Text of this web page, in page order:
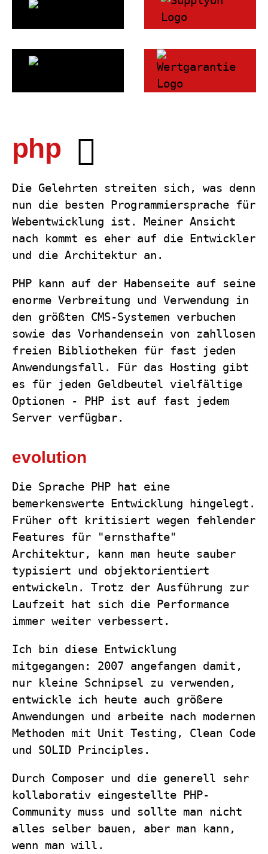
php
Die Gelehrten streiten sich, was denn
nun die besten Programmiersprache für
Webentwicklung ist. Meiner Ansicht
nach kommt es eher auf die Entwickler
und die Architektur an.
PHP kann auf der Habenseite auf seine
enorme Verbreitung und Verwendung in
den größten CMS-Systemen verbuchen
sowie das Vorhandensein von zahllosen
freien Bibliotheken für fast jeden
Anwendungsfall. Für das Hosting gibt
es für jeden Geldbeutel vielfältige
Optionen - PHP ist auf fast jedem
Server verfügbar.
evolution
Die Sprache PHP hat eine
bemerkenswerte Entwicklung hingelegt.
Früher oft kritisiert wegen fehlender
Features für "ernsthafte"
Architektur, kann man heute sauber
typisiert und objektorientiert
entwickeln. Trotz der Ausführung zur
Laufzeit hat sich die Performance
immer weiter verbessert.
Ich bin diese Entwicklung
mitgegangen: 2007 angefangen damit,
nur kleine Schnipsel zu verwenden,
entwickle ich heute auch größere
Anwendungen und arbeite nach modernen
Methoden mit Unit Testing, Clean Code
und SOLID Principles.
Durch Composer und die generell sehr
kollaborativ eingestellte PHP-
Community muss und sollte man nicht
alles selber bauen, aber man kann,
wenn man will.